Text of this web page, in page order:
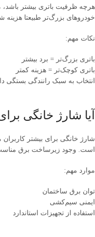
هرچه ظرفیت باتری بیشتر
خودروهای بزرگ‌تر طبیعتا هزینه
نکات مهم:
باتری بزرگ‌تر = برد بیشتر
باتری کوچک‌تر = هزینه کمتر
انتخاب به سبک رانندگی بستگی
آیا شارژ خانگی
شارژ خانگی برای بیشتر
است. وجود زیرساخت برق
موارد مهم:
توان برق ساختمان
ایمنی سیم‌کشی
استفاده از تجهیزات استاندارد